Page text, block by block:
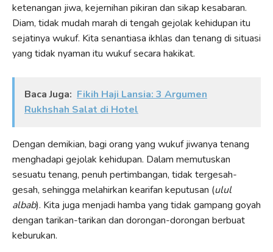
ketenangan jiwa, kejernihan pikiran dan sikap kesabaran.
Diam, tidak mudah marah di tengah gejolak kehidupan itu
sejatinya wukuf. Kita senantiasa ikhlas dan tenang di situasi
yang tidak nyaman itu wukuf secara hakikat.
Baca Juga: Fikih Haji Lansia: 3 Argumen
Rukhshah Salat di Hotel
Dengan demikian, bagi orang yang wukuf jiwanya tenang
menghadapi gejolak kehidupan. Dalam memutuskan
sesuatu tenang, penuh pertimbangan, tidak tergesah-
gesah, sehingga melahirkan kearifan keputusan (ulul
albab). Kita juga menjadi hamba yang tidak gampang goyah
dengan tarikan-tarikan dan dorongan-dorongan berbuat
keburukan.